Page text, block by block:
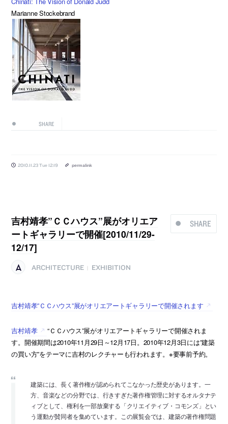
Marianne Stockebrand
SHARE
2010.11.23 Tue 12:19 permalink
SHARE
吉村靖孝”ＣＣハウス”展がオリエア
ートギャラリーで開催[2010/11/29-
12/17]
ARCHITECTURE EXHIBITION
吉村靖孝”ＣＣハウス”展がオリエアートギャラリーで開催されます
吉村靖孝
“ＣＣハウス”展がオリエアートギャラリーで開催されま
す。開催期間は2010年11月29日～12月17日。2010年12月3日には”建築
の買い方”をテーマに吉村のレクチャーも行われます。※要事前予約。
建築には、長く著作権が認められてこなかった歴史があります。一
方、音楽などの分野では、行きすぎた著作権管理に対するオルタナテ
ィブとして、権利を一部放棄する「クリエイティブ・コモンズ」とい
う運動が賛同者を集めています。この展覧会では、建築の著作権問題